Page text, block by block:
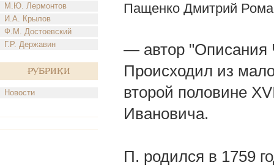
М.Ю. Лермонтов
И.А. Крылов
Ф.М. Достоевский
Г.Р. Державин
Рубрики
Новости
Пащенко Дмитрий
— автор "Описания
Происходил из
второй половине
Ивановича.
П. родился в 1759